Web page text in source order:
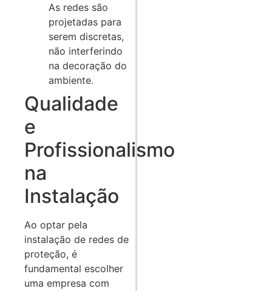
As redes são
projetadas para
serem discretas,
não interferindo
na decoração do
ambiente.
Qualidade
e
Profissionalismo
na
Instalação
Ao optar pela
instalação de redes de
proteção, é
fundamental escolher
uma empresa com